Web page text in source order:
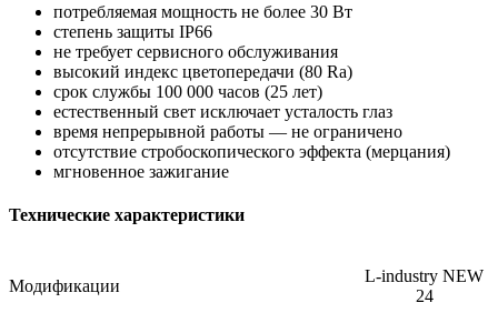
потребляемая мощность не более 30 Вт
степень защиты IP66
не требует сервисного обслуживания
высокий индекс цветопередачи (80 Ra)
срок службы 100 000 часов (25 лет)
естественный свет исключает усталость глаз
время непрерывной работы — не ограничено
отсутствие стробоскопического эффекта (мерцания)
мгновенное зажигание
Технические характеристики
Модификации
L-industry NEW
24